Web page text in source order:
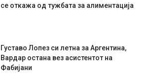
се откажа од тужбата за алиментација
Густаво Лопез си летна за Аргентина,
Вардар остана вез асистентот на
Фабијани